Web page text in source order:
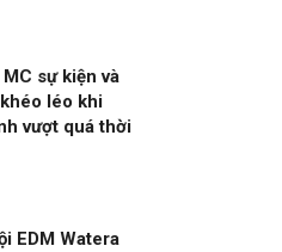
sự kiện và
léo khi
vượt quá thời
EDM Watera